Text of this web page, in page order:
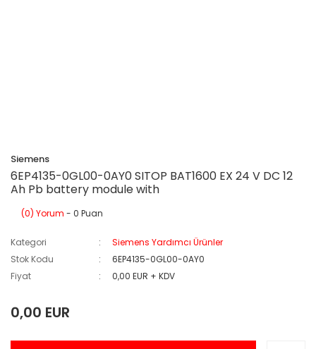
Siemens
6EP4135-0GL00-0AY0 SITOP BAT1600 EX 24 V DC 12
Ah Pb battery module with
(0) Yorum - 0 Puan
Kategori
Siemens Yardımcı Ürünler
Stok Kodu
6EP4135-0GL00-0AY0
Fiyat
0,00 EUR + KDV
0,00 EUR